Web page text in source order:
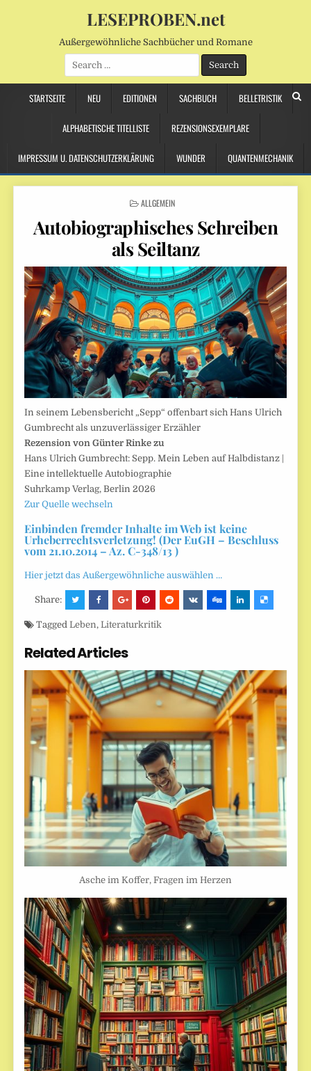
LESEPROBEN.net
Außergewöhnliche Sachbücher und Romane
Search
for:
STARTSEITE NEU EDITIONEN SACHBUCH BELLETRISTIK
ALPHABETISCHE TITELLISTE REZENSIONSEXEMPLARE
IMPRESSUM U. DATENSCHUTZERKLÄRUNG WUNDER QUANTENMECHANIK
POSTED
ALLGEMEIN
Autobiographisches Schreiben
als Seiltanz
In seinem Lebensbericht „Sepp“ offenbart sich Hans Ulrich
Gumbrecht als unzuverlässiger Erzähler
Rezension von Günter Rinke zu
Hans Ulrich Gumbrecht: Sepp. Mein Leben auf Halbdistanz |
Eine intellektuelle Autobiographie
Suhrkamp Verlag, Berlin 2026
Zur Quelle wechseln
Einbinden fremder Inhalte im Web ist keine
Urheberrechtsverletzung! (Der EuGH – Beschluss
vom 21.10.2014 – Az. C-348/13 )
Hier jetzt das Außergewöhnliche auswählen …
Share:
TaggedLeben,Literaturkritik
Related Articles
Asche im Koffer, Fragen im Herzen